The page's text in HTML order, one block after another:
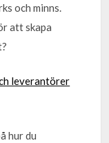
och minns.
att skapa
leverantörer
hur du